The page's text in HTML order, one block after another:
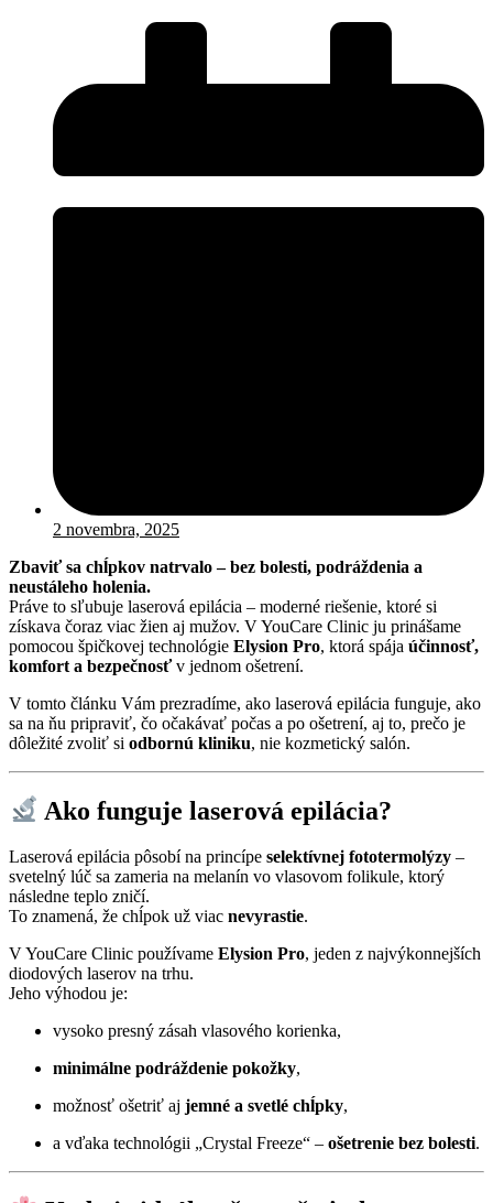
2 novembra, 2025
Zbaviť sa chĺpkov natrvalo – bez bolesti, podráždenia a
neustáleho holenia.
Práve to sľubuje laserová epilácia – moderné riešenie, ktoré si
získava čoraz viac žien aj mužov. V YouCare Clinic ju prinášame
pomocou špičkovej technológie Elysion Pro, ktorá spája účinnosť,
komfort a bezpečnosťv jednom ošetrení.
V tomto článku Vám prezradíme, ako laserová epilácia funguje, ako
sa na ňu pripraviť, čo očakávať počas a po ošetrení, aj to, prečo je
dôležité zvoliť si odbornú kliniku, nie kozmetický salón.
Ako funguje laserová epilácia?
Laserová epilácia pôsobí na princípe selektívnej fototermolýzy –
svetelný lúč sa zameria na melanín vo vlasovom folikule, ktorý
následne teplo zničí.
To znamená, že chĺpok už viac nevyrastie.
V YouCare Clinic používame Elysion Pro, jeden z najvýkonnejších
diodových laserov na trhu.
Jeho výhodou je:
vysoko presný zásah vlasového korienka,
minimálne podráždenie pokožky,
možnosť ošetriť aj jemné a svetlé chĺpky,
a vďaka technológii „Crystal Freeze“ – ošetrenie bez bolesti.